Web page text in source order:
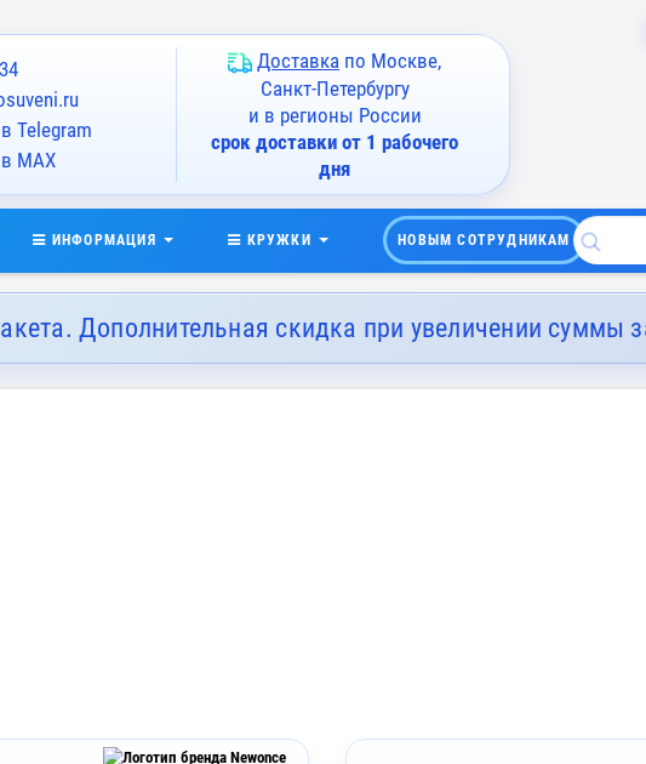
Telegram
MAX
Доставка по Москве,
Санкт-Петербургу
и в регионы России
срок доставки от 1 рабочего
дня
ИНФОРМАЦИЯ КРУЖКИ НОВЫМ СОТРУДНИКАМ
Дополнительная скидка при увеличении суммы